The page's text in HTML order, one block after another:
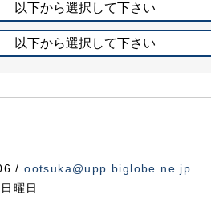
以下から選択して下さい
以下から選択して下さい
/ootsuka@upp.biglobe.ne.jp
曜日